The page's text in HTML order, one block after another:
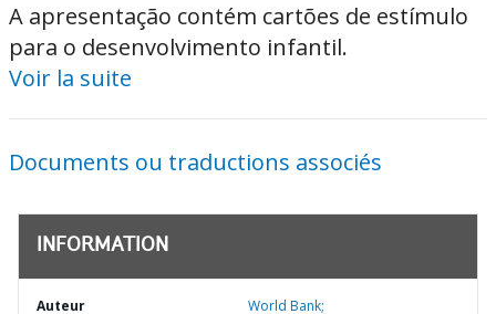
A apresentação contém cartões de estímulo
para o desenvolvimento infantil.
Voir la suite
Documents ou traductions associés
INFORMATION
Auteur World Bank;